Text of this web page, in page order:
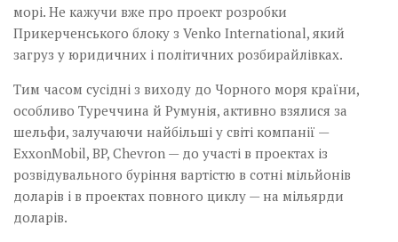
морі. Не кажучи вже про проект розробки
Прикерченського блоку з Venko International, який
загруз у юридичних і політичних розбирайлівках.
Тим часом сусідні з виходу до Чорного моря країни,
особливо Туреччина й Румунія, активно взялися за
шельфи, залучаючи найбільші у світі компанії —
ExxonMobil, BP, Chevron — до участі в проектах із
розвідувального буріння вартістю в сотні мільйонів
доларів і в проектах повного циклу — на мільярди
доларів.